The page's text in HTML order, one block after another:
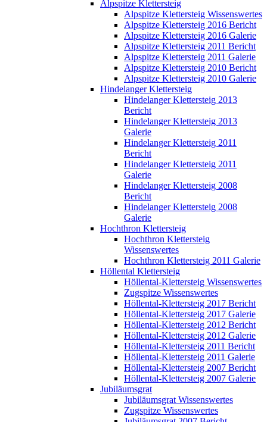
Alpspitze Klettersteig
Alpspitze Klettersteig Wissenswertes
Alpspitze Klettersteig 2016 Bericht
Alpspitze Klettersteig 2016 Galerie
Alpspitze Klettersteig 2011 Bericht
Alpspitze Klettersteig 2011 Galerie
Alpspitze Klettersteig 2010 Bericht
Alpspitze Klettersteig 2010 Galerie
Hindelanger Klettersteig
Hindelanger Klettersteig 2013
Bericht
Hindelanger Klettersteig 2013
Galerie
Hindelanger Klettersteig 2011
Bericht
Hindelanger Klettersteig 2011
Galerie
Hindelanger Klettersteig 2008
Bericht
Hindelanger Klettersteig 2008
Galerie
Hochthron Klettersteig
Hochthron Klettersteig
Wissenswertes
Hochthron Klettersteig 2011 Galerie
Höllental Klettersteig
Höllental-Klettersteig Wissenswertes
Zugspitze Wissenswertes
Höllental-Klettersteig 2017 Bericht
Höllental-Klettersteig 2017 Galerie
Höllental-Klettersteig 2012 Bericht
Höllental-Klettersteig 2012 Galerie
Höllental-Klettersteig 2011 Bericht
Höllental-Klettersteig 2011 Galerie
Höllental-Klettersteig 2007 Bericht
Höllental-Klettersteig 2007 Galerie
Jubiläumsgrat
Jubiläumsgrat Wissenswertes
Zugspitze Wissenswertes